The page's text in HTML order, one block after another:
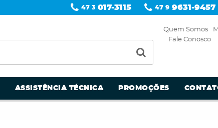
47 3 017-3115 47 9 9631-9457
Quem Somos
Fale Conosco
ASSISTÊNCIA TÉCNICA PROMOÇÕES